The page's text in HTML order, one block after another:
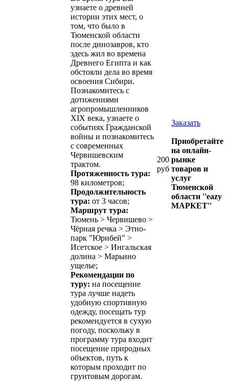
узнаете о древней
истории этих мест, о
том, что было в
Тюменской области
после динозавров, кто
здесь жил во времена
Древнего Египта и как
обстояли дела во время
освоения Сибири.
Познакомитесь с
дотижениями
агропромышленников
XIX века, узнаете о
событиях Гражданской
войны и познакомитесь
с современных
Червишевским
трактом.
Протяженность тура:
98 километров;
Продолжительность
тура: от 3 часов;
Маршрут тура:
Тюмень > Червишево >
Чёрная речка > Этно-
парк "Юрибей" >
Исетское > Ингальская
долина > Марьино
ущелье;
Рекомендации по
туру: на посещение
тура лучше надеть
удобную спортивную
одежду, посещать тур
рекомендуется в сухую
погоду, поскольку в
программу тура входит
посещение природных
объектов, путь к
которым проходит по
грунтовым дорогам.
200
руб
Заказать
Приобретайте
на онлайн-
рынке
товаров и
услуг
Тюменской
области ''eazy
МАРКЕТ''